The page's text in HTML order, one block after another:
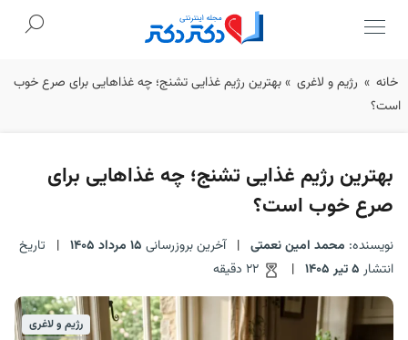
Skip
to
خانه » رژیم و لاغری »بهترین رژیم غذایی تشنج؛ چه غذاهایی برای صرع خوب
است؟
بهترین رژیم غذایی تشنج؛ چه غذاهایی برای
صرع خوب است؟
نویسنده: محمد امین نعمتی | آخرین بروزرسانی 15 مرداد 1405 |
تاریخ
انتشار 5 تیر 1405 |
رژیم و لاغری